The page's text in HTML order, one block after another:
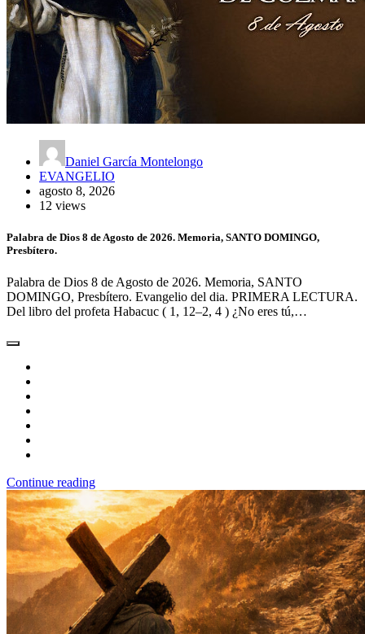
Daniel García Montelongo
EVANGELIO
agosto 8, 2026
12 views
Palabra de Dios 8 de Agosto de 2026. Memoria, SANTO DOMINGO,
Presbítero.
Palabra de Dios 8 de Agosto de 2026. Memoria, SANTO
DOMINGO, Presbítero. Evangelio del dia. PRIMERA LECTURA.
Del libro del profeta Habacuc ( 1, 12–2, 4 ) ¿No eres tú,…
Continue reading